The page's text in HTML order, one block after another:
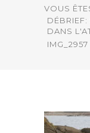
VOUS
DÉBRIEF:
DANS
IMG_2957